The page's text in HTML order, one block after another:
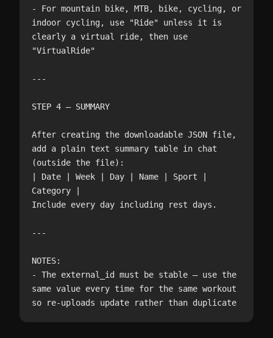
- For mountain bike, MTB, bike, cycling, or
indoor cycling, use "Ride" unless it is
clearly a virtual ride, then use
"VirtualRide"
---
STEP 4 — SUMMARY
After creating the downloadable JSON file,
add a plain text summary table in chat
(outside the file):
| Date | Week | Day | Name | Sport |
Category |
Include every day including rest days.
---
NOTES:
- The external_id must be stable — use the
same value every time for the same workout
so re-uploads update rather than duplicate